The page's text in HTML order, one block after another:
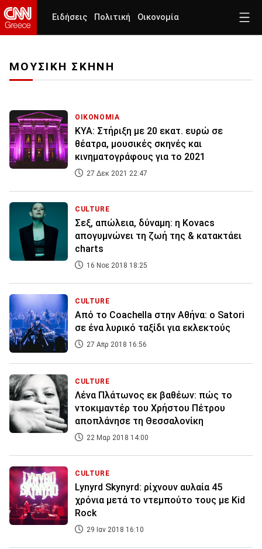
Ειδήσεις Πολιτική Οικονομία
ΜΟΥΣΙΚΗ ΣΚΗΝΗ
ΟΙΚΟΝΟΜΙΑ
ΚΥΑ: Στήριξη με 20 εκατ. ευρώ σε
θέατρα, μουσικές σκηνές και
κινηματογράφους για το 2021
27 Δεκ 2021 22:47
CULTURE
Σεξ, απώλεια, δύναμη: η Kovacs
απογυμνώνει τη ζωή της & κατακτάει
charts
16 Νοε 2018 18:25
CULTURE
Aπό το Coachella στην Αθήνα: ο Satori
σε ένα λυρικό ταξίδι για εκλεκτούς
27 Απρ 2018 16:56
CULTURE
Λένα Πλάτωνος εκ βαθέων: πώς το
ντοκιμαντέρ του Χρήστου Πέτρου
αποπλάνησε τη Θεσσαλονίκη
22 Μαρ 2018 14:00
CULTURE
Lynyrd Skynyrd: ρίχνουν αυλαία 45
χρόνια μετά το ντεμπούτο τους με Kid
Rock
29 Ιαν 2018 16:10